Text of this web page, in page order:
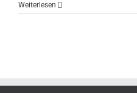
Weiterlesen